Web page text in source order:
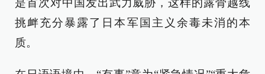
是首次对中国发出武力威胁，这样的露骨越线
挑衅充分暴露了日本军国主义余毒未消的本
质。